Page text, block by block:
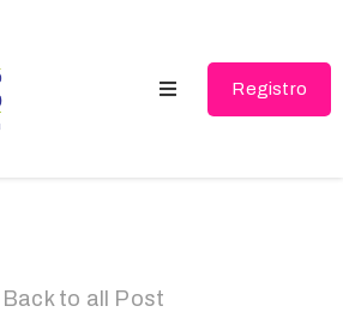
Registro
Back to all Post